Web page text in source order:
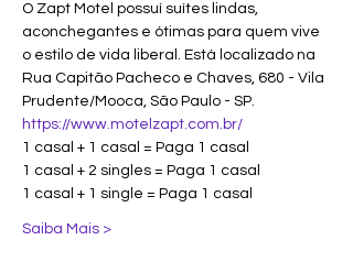
O Zapt Motel possuí suítes lindas,
aconchegantes e ótimas para quem vive
o estilo de vida liberal. Está localizado na
Rua Capitão Pacheco e Chaves, 680 - Vila
Prudente/Mooca, São Paulo - SP.
https://www.motelzapt.com.br/
1 casal + 1 casal = Paga 1 casal
1 casal + 2 singles = Paga 1 casal
1 casal + 1 single = Paga 1 casal
Saiba Mais >